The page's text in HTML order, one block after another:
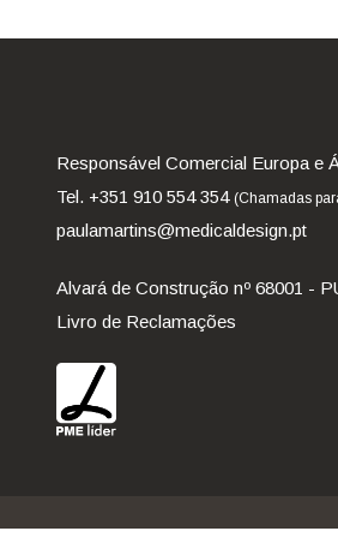
Responsável Comercial Europa e
Tel. +351 910 554 354 (Chamadas
paulamartins@medicaldesign.pt
Alvará de Construção nº 68001 -
Livro de Reclamações